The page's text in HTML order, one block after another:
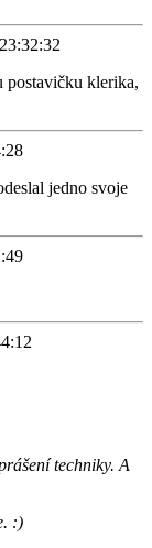
postavičku klerika,
jedno svoje
techniky. A
:)